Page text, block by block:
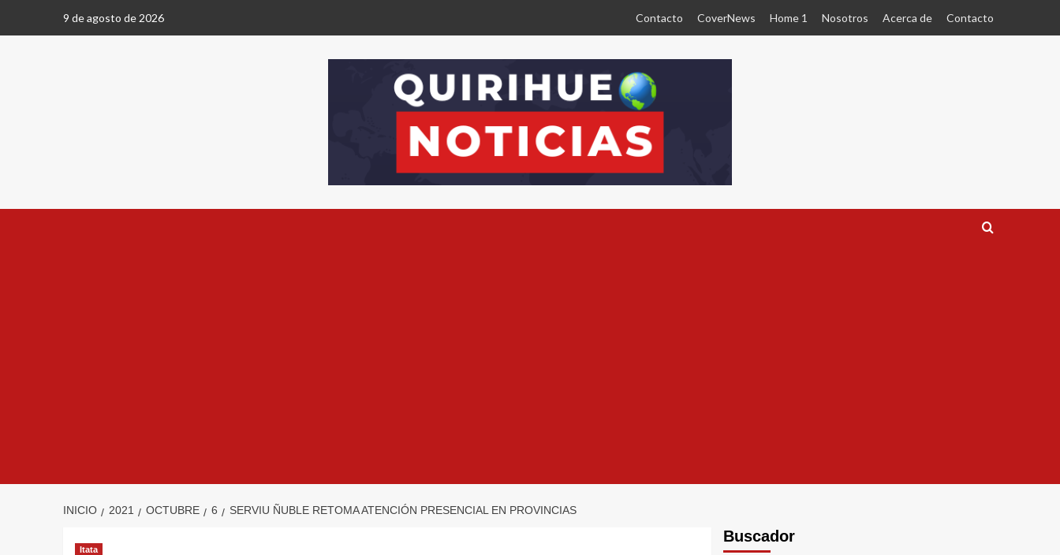
9 de agosto de 2026 Contacto CoverNews Home 1 Nosotros Acerca de Contacto
INICIO 2021 OCTUBRE 6 SERVIU ÑUBLE RETOMA ATENCIÓN PRESENCIAL EN PROVINCIAS
Itata
Buscador